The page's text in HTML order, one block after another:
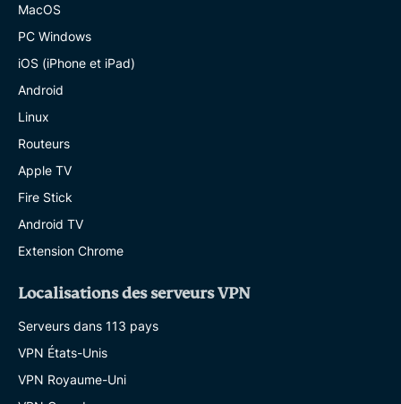
MacOS
PC Windows
iOS (iPhone et iPad)
Android
Linux
Routeurs
Apple TV
Fire Stick
Android TV
Extension Chrome
Localisations des serveurs VPN
Serveurs dans 113 pays
VPN États-Unis
VPN Royaume-Uni